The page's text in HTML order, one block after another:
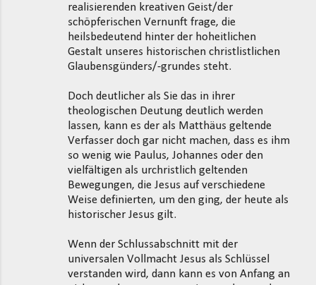
realisierenden kreativen Geist/der
schöpferischen Vernunft frage, die
heilsbedeutend hinter der hoheitlichen
Gestalt unseres historischen christlistlichen
Glaubensgünders/-grundes steht.
Doch deutlicher als Sie das in ihrer
theologischen Deutung deutlich werden
lassen, kann es der als Matthäus geltende
Verfasser doch gar nicht machen, dass es ihm
so wenig wie Paulus, Johannes oder den
vielfältigen als urchristlich geltenden
Bewegungen, die Jesus auf verschiedene
Weise definierten, um den ging, der heute als
historischer Jesus gilt.
Wenn der Schlussabschnitt mit der
universalen Vollmacht Jesus als Schlüssel
verstanden wird, dann kann es von Anfang an